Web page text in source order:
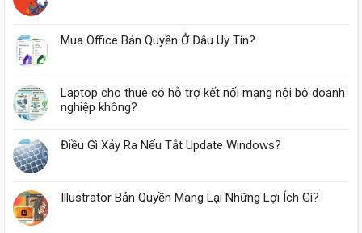
Mua Office Bản Quyền Ở Đâu Uy Tín?
Laptop cho thuê có hỗ trợ kết nối mạng nội bộ doanh
nghiệp không?
Điều Gì Xảy Ra Nếu Tắt Update Windows?
Illustrator Bản Quyền Mang Lại Những Lợi Ích Gì?